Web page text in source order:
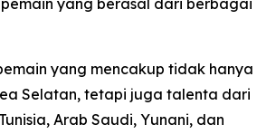
yang mencakup tidak hanya
Selatan, tetapi juga talenta dari
Arab Saudi, Yunani, dan